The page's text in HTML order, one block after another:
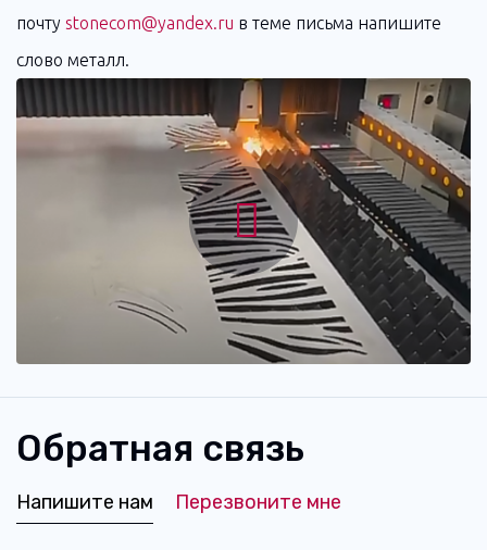
почту stonecom@yandex.ru в теме письма напишите
слово металл.
Обратная связь
Напишите нам Перезвоните мне